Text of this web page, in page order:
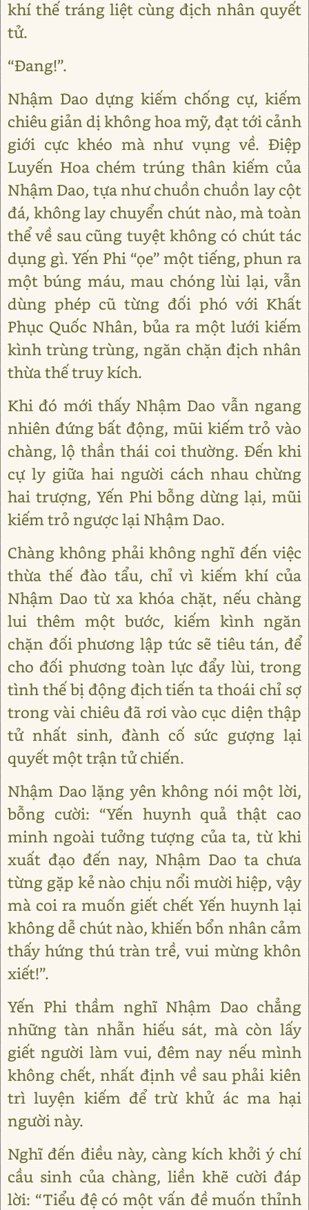
khí thế tráng liệt cùng địch nhân quyết
tử.
“Đang!”.
Nhậm Dao dựng kiếm chống cự, kiếm
chiêu giản dị không hoa mỹ, đạt tới cảnh
giới cực khéo mà như vụng về. Điệp
Luyến Hoa chém trúng thân kiếm của
Nhậm Dao, tựa như chuồn chuồn lay cột
đá, không lay chuyển chút nào, mà toàn
thể về sau cũng tuyệt không có chút tác
dụng gì. Yến Phi “ọe” một tiếng, phun ra
một búng máu, mau chóng lùi lại, vẫn
dùng phép cũ từng đối phó với Khất
Phục Quốc Nhân, bủa ra một lưới kiếm
kình trùng trùng, ngăn chặn địch nhân
thừa thế truy kích.
Khi đó mới thấy Nhậm Dao vẫn ngang
nhiên đứng bất động, mũi kiếm trỏ vào
chàng, lộ thần thái coi thường. Đến khi
cự ly giữa hai người cách nhau chừng
hai trượng, Yến Phi bỗng dừng lại, mũi
kiếm trỏ ngược lại Nhậm Dao.
Chàng không phải không nghĩ đến việc
thừa thế đào tẩu, chỉ vì kiếm khí của
Nhậm Dao từ xa khóa chặt, nếu chàng
lui thêm một bước, kiếm kình ngăn
chặn đối phương lập tức sẽ tiêu tán, để
cho đối phương toàn lực đẩy lùi, trong
tình thế bị động địch tiến ta thoái chỉ sợ
trong vài chiêu đã rơi vào cục diện thập
tử nhất sinh, đành cố sức gượng lại
quyết một trận tử chiến.
Nhậm Dao lặng yên không nói một lời,
bỗng cười: “Yến huynh quả thật cao
minh ngoài tưởng tượng của ta, từ khi
xuất đạo đến nay, Nhậm Dao ta chưa
từng gặp kẻ nào chịu nổi mười hiệp, vậy
mà coi ra muốn giết chết Yến huynh lại
không dễ chút nào, khiến bổn nhân cảm
thấy hứng thú tràn trề, vui mừng khôn
xiết!”.
Yến Phi thầm nghĩ Nhậm Dao chẳng
những tàn nhẫn hiếu sát, mà còn lấy
giết người làm vui, đêm nay nếu mình
không chết, nhất định về sau phải kiên
trì luyện kiếm để trừ khử ác ma hại
người này.
Nghĩ đến điều này, càng kích khởi ý chí
cầu sinh của chàng, liền khẽ cười đáp
lời: “Tiểu đệ có một vấn đề muốn thỉnh